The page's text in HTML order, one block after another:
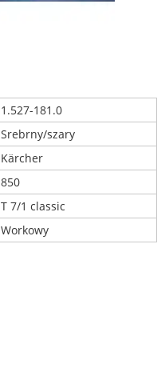
1.527-181.0
Srebrny/szary
Kärcher
850
T 7/1 classic
Workowy